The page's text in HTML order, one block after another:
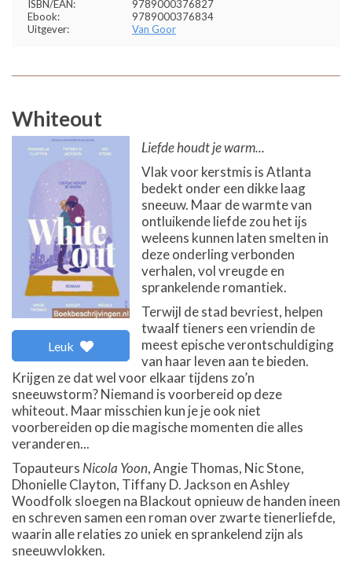
ISBN/EAN:
9789000376827
Ebook:
9789000376834
Uitgever:
Van Goor
Whiteout
Leuk
Liefde houdt je warm...
Vlak voor kerstmis is Atlanta
bedekt onder een dikke laag
sneeuw. Maar de warmte van
ontluikende liefde zou het ijs
weleens kunnen laten smelten in
deze onderling verbonden
verhalen, vol vreugde en
sprankelende romantiek.
Terwijl de stad bevriest, helpen
twaalf tieners een vriendin de
meest epische verontschuldiging
van haar leven aan te bieden.
Krijgen ze dat wel voor elkaar tijdens zo’n
sneeuwstorm? Niemand is voorbereid op deze
whiteout. Maar misschien kun je je ook niet
voorbereiden op die magische momenten die alles
veranderen...
Topauteurs Nicola Yoon, Angie Thomas, Nic Stone,
Dhonielle Clayton, Tiffany D. Jackson en Ashley
Woodfolk sloegen na Blackout opnieuw de handen ineen
en schreven samen een roman over zwarte tienerliefde,
waarin alle relaties zo uniek en sprankelend zijn als
sneeuwvlokken.